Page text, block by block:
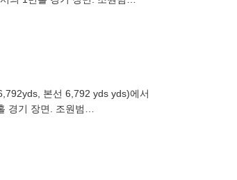
본선 6,792 yds yds)에서
경기 장면. 조원범